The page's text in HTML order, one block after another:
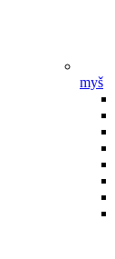
myš